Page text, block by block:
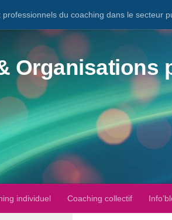
du coaching dans le secteur
Organisations
individuel Coaching collectif